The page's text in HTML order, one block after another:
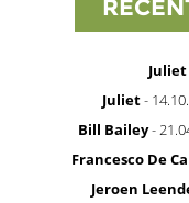
Juliet
Juliet-
Bill Bailey-
Francesco De
Jeroen